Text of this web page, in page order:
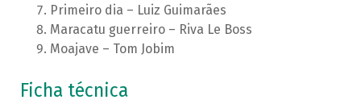
Primeiro dia – Luiz Guimarães
Maracatu guerreiro – Riva Le Boss
Moajave – Tom Jobim
Ficha técnica